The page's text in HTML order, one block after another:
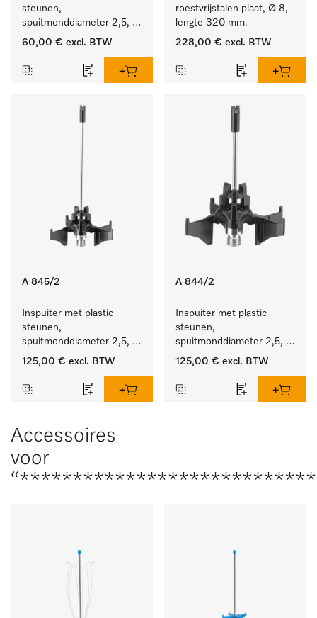
steunen,
spuitmonddiameter 2,5,
lengte 125 mm, 5 stuks.
60,00 € excl. BTW
roestvrijstalen plaat, Ø 8,
lengte 320 mm.
228,00 € excl. BTW
A 845/2
Inspuiter met plastic
steunen,
spuitmonddiameter 2,5,
lengte 125 mm, 10 stuks.
125,00 € excl. BTW
A 844/2
Inspuiter met plastic
steunen,
spuitmonddiameter 2,5,
lengte 80 mm, 10 stuks.
125,00 € excl. BTW
Accessoires
voor